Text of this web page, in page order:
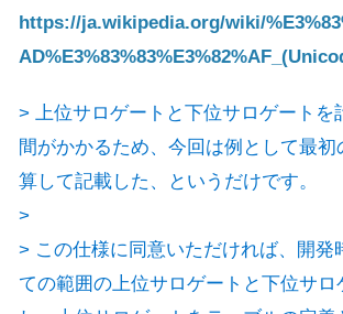
https://ja.wikipedia.org/wiki/
> 上位サロゲートと下位サロゲートを
間がかかるため、今回は例として最
算して記載した、というだけです。
>
> この仕様に同意いただければ、開発
ての範囲の上位サロゲートと下位サロ